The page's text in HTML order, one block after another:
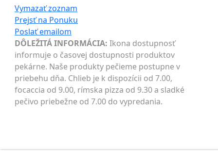
Vymazať zoznam
Prejsť na Ponuku
Poslaťemailom
DÔLEŽITÁ INFORMÁCIA: Ikona dostupnosť
informuje o časovej dostupnosti produktov
pekárne. Naše produkty pečieme postupne v
priebehu dňa. Chlieb je k dispozícii od 7.00,
focaccia od 9.00, rímska pizza od 9.30 a sladké
pečivo priebežne od 7.00 do vypredania.